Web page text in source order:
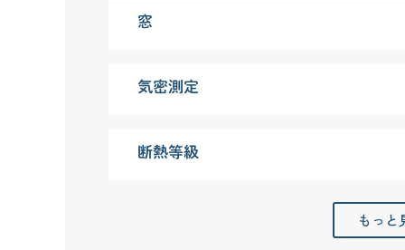
窓
気密測定
断熱等級
もっと